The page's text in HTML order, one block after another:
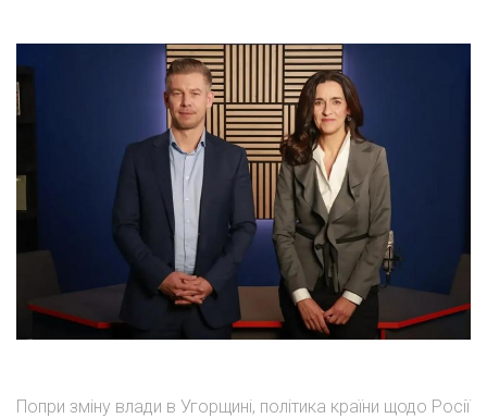
Попри зміну влади в Угорщині, політика країни щодо Росії